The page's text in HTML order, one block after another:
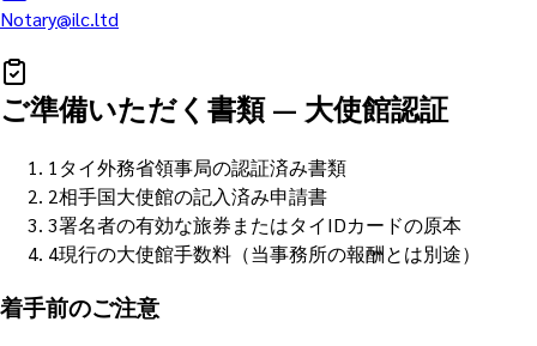
Notary@ilc.ltd
ご準備いただく書類— 大使館認証
1 タイ外務省領事局の認証済み書類
2相手国大使館の記入済み申請書
3署名者の有効な旅券またはタイIDカードの原本
4現行の大使館手数料（当事務所の報酬とは別途）
着手前のご注意